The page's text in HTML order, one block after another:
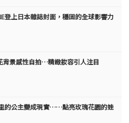
登上日本雜誌封面，穩固的全球影響力
背景感性自拍…精緻妝容引人注目
的公主變成現實……點亮玫瑰花園的娃